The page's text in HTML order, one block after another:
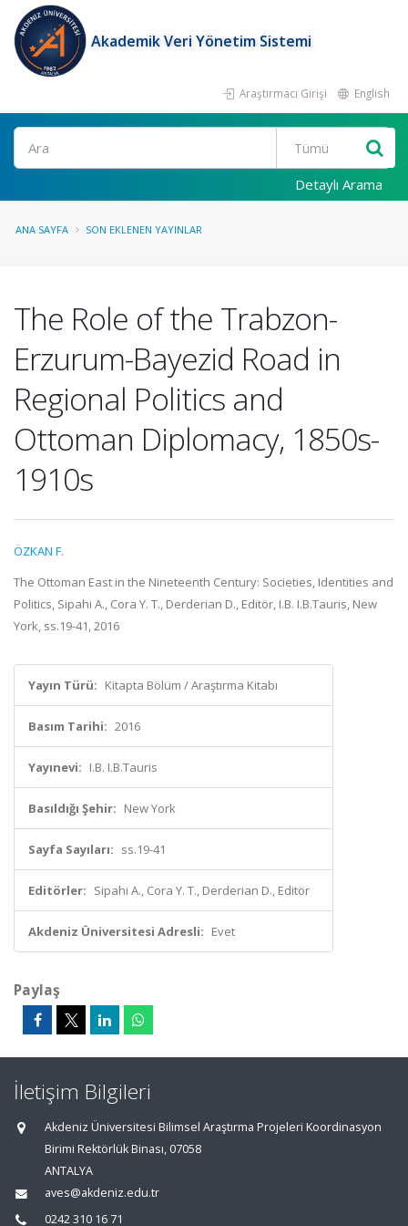
Akademik Veri Yönetim Sistemi
Araştırmacı Girişi English
Ara
Detaylı Arama
ANA SAYFA SON EKLENEN YAYINLAR
The Role of the Trabzon-
Erzurum-Bayezid Road in
Regional Politics and
Ottoman Diplomacy, 1850s-
1910s
ÖZKAN F.
The Ottoman East in the Nineteenth Century: Societies, Identities and
Politics, Sipahi A., Cora Y. T., Derderian D., Editör, I.B. I.B.Tauris, New
York, ss.19-41, 2016
Yayın Türü: Kitapta Bölüm / Araştırma Kitabı
Basım Tarihi: 2016
Yayınevi: I.B. I.B.Tauris
Basıldığı Şehir: New York
Sayfa Sayıları: ss.19-41
Editörler: Sipahi A., Cora Y. T., Derderian D., Editör
Akdeniz Üniversitesi Adresli: Evet
Paylaş
İletişim Bilgileri
Akdeniz Üniversitesi Bilimsel Araştırma Projeleri Koordinasyon
Birimi Rektörlük Binası, 07058
ANTALYA
aves@akdeniz.edu.tr
0242 310 16 71